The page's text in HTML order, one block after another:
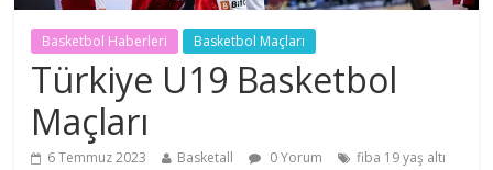
Basketbol Haberleri Basketbol Maçları
Türkiye U19 Basketbol
Maçları
6 Temmuz 2023 Basketall 0 Yorum
fiba 19 yaş altı